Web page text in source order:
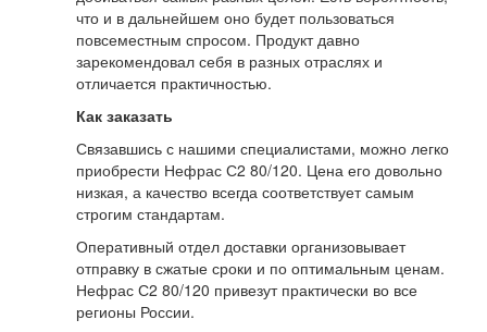
что и в дальнейшем оно будет пользоваться
повсеместным спросом. Продукт давно
зарекомендовал себя в разных отраслях и
отличается практичностью.
Как заказать
Связавшись с нашими специалистами, можно легко
приобрести Нефрас С2 80/120. Цена его довольно
низкая, а качество всегда соответствует самым
строгим стандартам.
Оперативный отдел доставки организовывает
отправку в сжатые сроки и по оптимальным ценам.
Нефрас С2 80/120 привезут практически во все
регионы России.